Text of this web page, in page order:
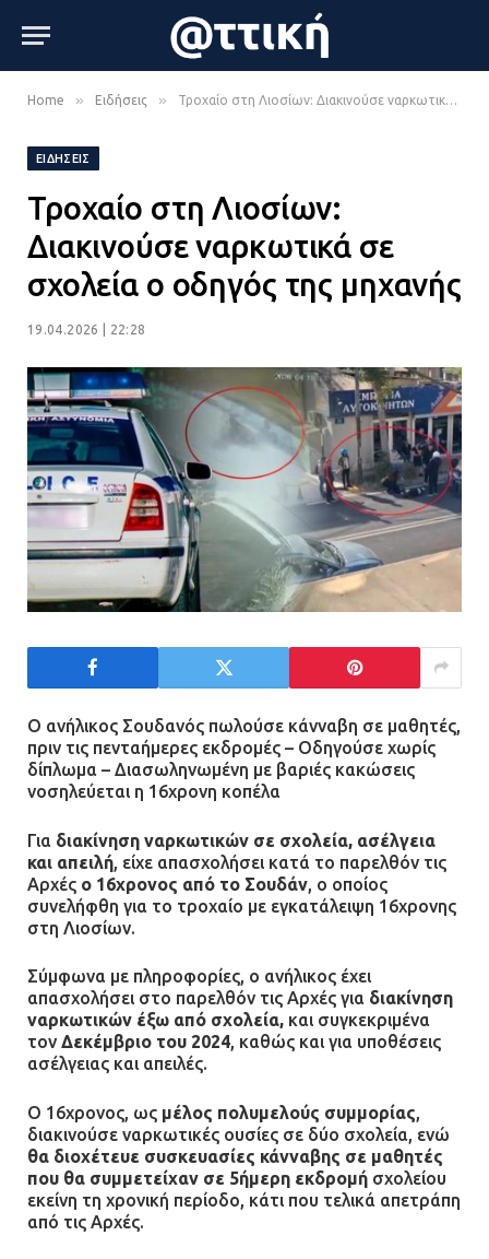
Home » Ειδήσεις » Τροχαίο στη Λιοσίων: Διακινούσε ναρκωτικά σε σχολεία ο οδηγός της μηχανής
ΕΙΔΉΣΕΙΣ
Τροχαίο στη Λιοσίων:
Διακινούσε ναρκωτικά σε
σχολεία ο οδηγός της μηχανής
19.04.2026 | 22:28
Ο ανήλικος Σουδανός πωλούσε κάνναβη σε μαθητές,
πριν τις πενταήμερες εκδρομές – Οδηγούσε χωρίς
δίπλωμα – Διασωληνωμένη με βαριές κακώσεις
νοσηλεύεται η 16χρονη κοπέλα
Για διακίνηση ναρκωτικών σε σχολεία, ασέλγεια
και απειλή, είχε απασχολήσει κατά το παρελθόν τις
Αρχές ο 16χρονος από το Σουδάν, ο οποίος
συνελήφθη για το τροχαίο με εγκατάλειψη 16χρονης
στη Λιοσίων.
Σύμφωνα με πληροφορίες, ο ανήλικος έχει
απασχολήσει στο παρελθόν τις Αρχές για διακίνηση
ναρκωτικών έξω από σχολεία, και συγκεκριμένα
τον Δεκέμβριο του 2024, καθώς και για υποθέσεις
ασέλγειας και απειλές.
Ο 16χρονος, ως μέλος πολυμελούς συμμορίας,
διακινούσε ναρκωτικές ουσίες σε δύο σχολεία, ενώ
θα διοχέτευε συσκευασίες κάνναβης σε μαθητές
που θα συμμετείχαν σε 5ήμερη εκδρομή σχολείου
εκείνη τη χρονική περίοδο, κάτι που τελικά απετράπη
από τις Αρχές.